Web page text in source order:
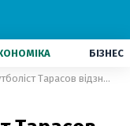
БІЗНЕС
Російський футболіст Тарасов відзначився скандальною заявою про Путіна та Крим